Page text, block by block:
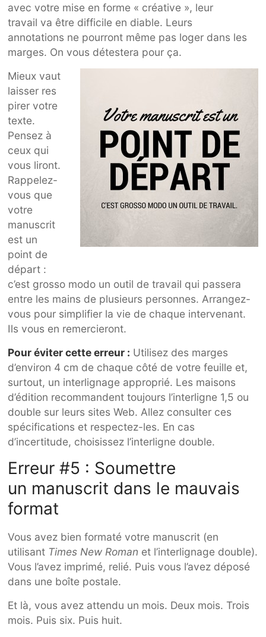
avec votre mise en forme « créative », leur
travail va être difficile en diable. Leurs
annotations ne pourront même pas loger dans les
marges. On vous détestera pour ça.
Mieux vaut
laisser res
pirer votre
texte.
Pensez à
ceux qui
vous liront.
Rappelez-
vous que
votre
manuscrit
est un
point de
départ :
c’est grosso modo un outil de travail qui passera
entre les mains de plusieurs personnes. Arrangez-
vous pour simplifier la vie de chaque intervenant.
Ils vous en remercieront.
Pour éviter cette erreur : Utilisez des marges
d’environ 4 cm de chaque côté de votre feuille et,
surtout, un interlignage approprié. Les maisons
d’édition recommandent toujours l’interligne 1,5 ou
double sur leurs sites Web. Allez consulter ces
spécifications et respectez-les. En cas
d’incertitude, choisissez l’interligne double.
Erreur #5 : Soumettre
un manuscrit dans le mauvais
format
Vous avez bien formaté votre manuscrit (en
utilisant Times New Roman et l’interlignage double).
Vous l’avez imprimé, relié. Puis vous l’avez déposé
dans une boîte postale.
Et là, vous avez attendu un mois. Deux mois. Trois
mois. Puis six. Puis huit.